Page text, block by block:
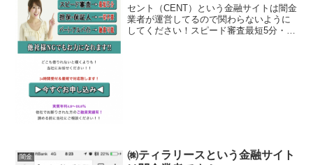
セント（CENT）という金融サイトは闇金
業者が運営してるので関わらないように
してください！スピード審査最短5分・担
闇金
㈱ティラリースという金融サイト